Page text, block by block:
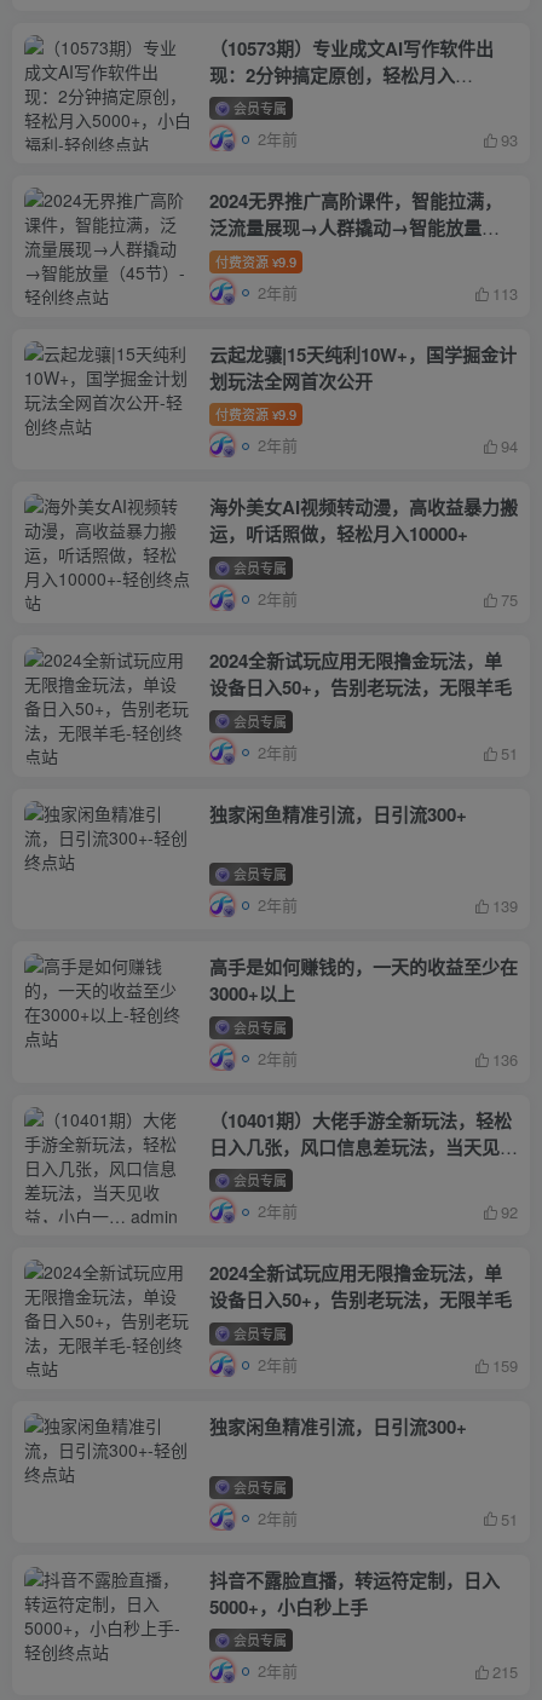
（10573期）专业成文AI写作软件出
现：2分钟搞定原创，轻松月入
5000+，小白福利
会员专属
2年前 93
2024无界推广高阶课件，智能拉满，
泛流量展现→人群撬动→智能放量
（45节）
付费资源 ¥9.9
2年前 113
云起龙骧|15天纯利10W+，国学掘金计
划玩法全网首次公开
付费资源 ¥9.9
2年前 94
海外美女AI视频转动漫，高收益暴力搬
运，听话照做，轻松月入10000+
会员专属
2年前 75
2024全新试玩应用无限撸金玩法，单
设备日入50+，告别老玩法，无限羊毛
会员专属
2年前 51
独家闲鱼精准引流，日引流300+
会员专属
2年前 139
高手是如何赚钱的，一天的收益至少在
3000+以上
会员专属
2年前 136
（10401期）大佬手游全新玩法，轻松
日入几张，风口信息差玩法，当天见收
益，小白一… admin的头像-飓风网创
资源站 admin
会员专属
2年前 92
2024全新试玩应用无限撸金玩法，单
设备日入50+，告别老玩法，无限羊毛
会员专属
2年前 159
独家闲鱼精准引流，日引流300+
会员专属
2年前 51
抖音不露脸直播，转运符定制，日入
5000+，小白秒上手
会员专属
2年前 215